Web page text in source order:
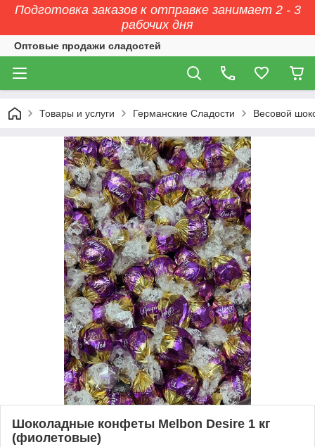
Подготовка заказов к отправке занимает 2 - 3
рабочих дня
Оптовые продажи сладостей
Товары и услуги Германские Сладости Весовой
Шоколадные конфеты Melbon Desire 1 кг
(фиолетовые)